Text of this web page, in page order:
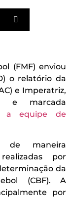
(FMF) enviou
o relatório da
e Imperatriz,
e marcada
a equipe de
de maneira
por
da
(CBF). A
por